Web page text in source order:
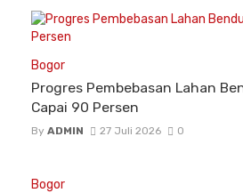
Bogor
Progres Pembebasan Lahan
Capai 90 Persen
By ADMIN 27 Juli 2026 0
Bogor